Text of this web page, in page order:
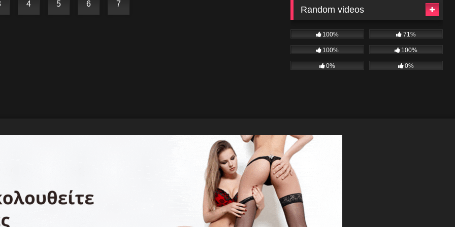
4 5 6 7
Random videos
100% 71%
100% 100%
0% 0%